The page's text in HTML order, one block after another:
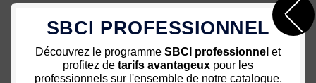
Nous vous recommandons
SBCI PROFESSIONNEL
Découvrez le programme SBCI professionnel et
profitez de tarifs avantageux pour les
professionnels sur l'ensemble de notre catalogue,